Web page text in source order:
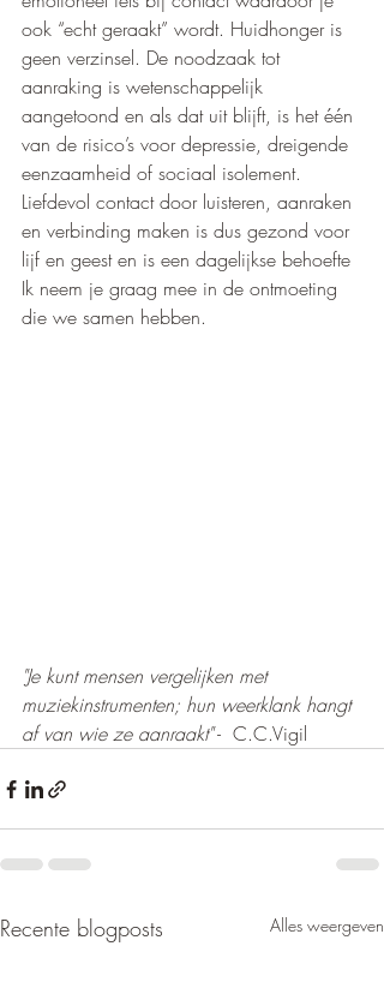
ook “echt geraakt” wordt. Huidhonger is
geen verzinsel. De noodzaak tot
aanraking is wetenschappelijk
aangetoond en als dat uit blijft, is het één
van de risico’s voor depressie, dreigende
eenzaamheid of sociaal isolement.
Liefdevol contact door luisteren, aanraken
en verbinding maken is dus gezond voor
lijf en geest en is een dagelijkse behoefte
Ik neem je graag mee in de ontmoeting
die we samen hebben.
"Je kunt mensen vergelijken met
muziekinstrumenten; hun weerklank hangt
af van wie ze aanraakt" -  C.C.Vigil
Recente blogposts Alles weergeven